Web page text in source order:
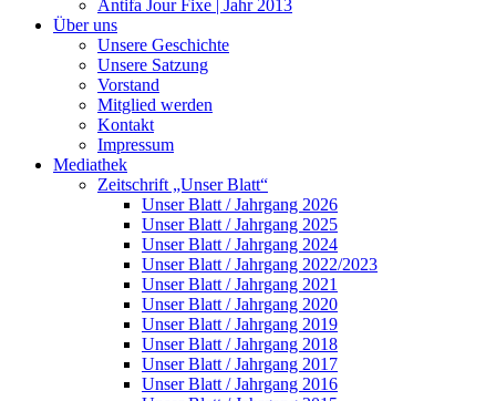
Antifa Jour Fixe | Jahr 2013
Über uns
Unsere Geschichte
Unsere Satzung
Vorstand
Mitglied werden
Kontakt
Impressum
Mediathek
Zeitschrift „Unser Blatt“
Unser Blatt / Jahrgang 2026
Unser Blatt / Jahrgang 2025
Unser Blatt / Jahrgang 2024
Unser Blatt / Jahrgang 2022/2023
Unser Blatt / Jahrgang 2021
Unser Blatt / Jahrgang 2020
Unser Blatt / Jahrgang 2019
Unser Blatt / Jahrgang 2018
Unser Blatt / Jahrgang 2017
Unser Blatt / Jahrgang 2016